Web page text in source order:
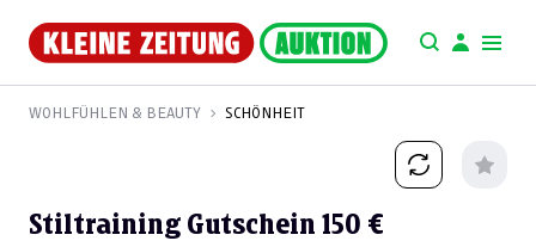
WOHLFÜHLEN & BEAUTY SCHÖNHEIT
Stiltraining Gutschein 150 €